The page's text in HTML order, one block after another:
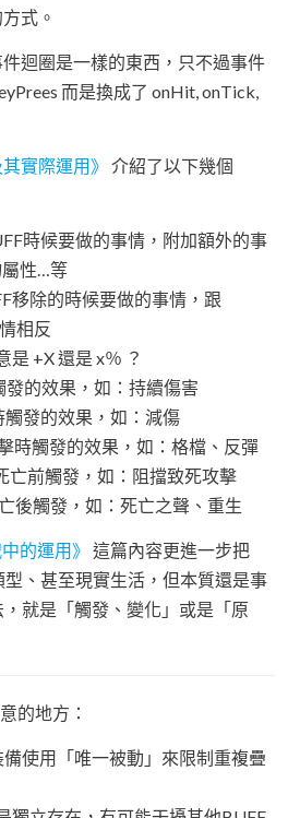
式。
迴圈是一樣的東西，只不過事件
而是換成了 onHit, onTick,
實際運用》 介紹了以下幾個
時候要做的事情，附加額外的事
性…等
移除的時候要做的事情，跟
相反
是 +X 還是 x％ ？
的效果，如：持續傷害
發的效果，如：減傷
時觸發的效果，如：格檔、反彈
亡前觸發，如：阻擋致死攻擊
後觸發，如：死亡之聲、重生
的運用》 這篇內容更進一步把
、甚至現實生活，但本質還是事
就是「觸發、變化」或是「原
的地方：
備使用「唯一被動」來限制重複疊